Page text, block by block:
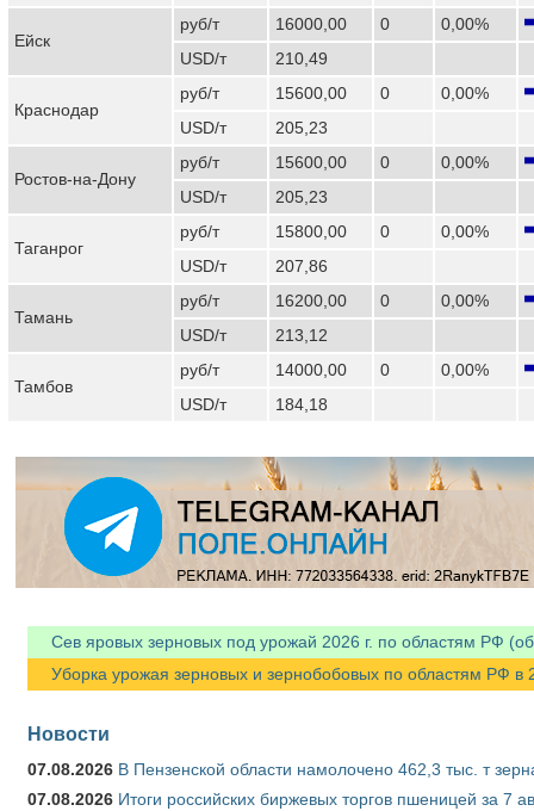
Ейск
руб/т 16000,00 0
0,00%
USD/т
210,49
Краснодар
руб/т 15600,00 0
0,00%
USD/т
205,23
Ростов-на-Дону
руб/т 15600,00 0
0,00%
USD/т
205,23
Таганрог
руб/т 15800,00 0
0,00%
USD/т
207,86
Тамань
руб/т 16200,00 0
0,00%
USD/т
213,12
Тамбов
руб/т 14000,00 0
0,00%
USD/т
184,18
Сев яровых зерновых под урожай 2026 г. по областям РФ
Уборка урожая зерновых и зернобобовых по областям РФ в
Новости
07.08.2026 В Пензенской области намолочено 462,3 тыс. т
07.08.2026 Итоги российских биржевых торгов пшеницей за 7